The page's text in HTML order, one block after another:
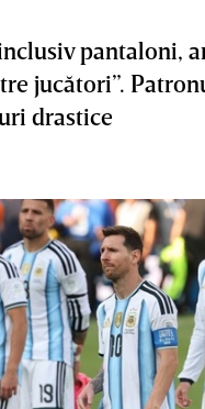
pantaloni,
jucători”.
drastice